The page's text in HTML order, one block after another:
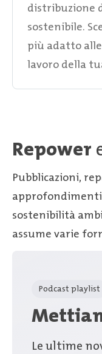
distribuzione
sostenibile.
più adatto
lavoro della
Repower
Pubblicazioni,
sostenibilità
assume varie
Podcast playlist
Le ultime